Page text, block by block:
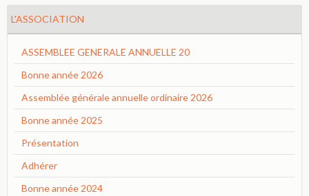
L'ASSOCIATION
ASSEMBLEE GENERALE ANNUELLE 20
Bonne année 2026
Assemblée générale annuelle ordinaire 2026
Bonne année 2025
Présentation
Adhérer
Bonne année 2024